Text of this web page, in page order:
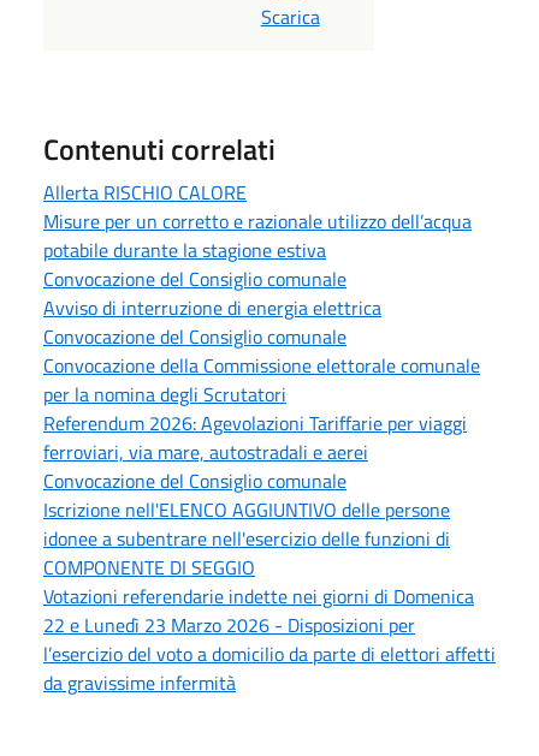
Scarica
Contenuti correlati
Allerta RISCHIO CALORE
Misure per un corretto e razionale utilizzo dell’acqua
potabile durante la stagione estiva
Convocazione del Consiglio comunale
Avviso di interruzione di energia elettrica
Convocazione del Consiglio comunale
Convocazione della Commissione elettorale comunale
per la nomina degli Scrutatori
Referendum 2026: Agevolazioni Tariffarie per viaggi
ferroviari, via mare, autostradali e aerei
Convocazione del Consiglio comunale
Iscrizione nell'ELENCO AGGIUNTIVO delle persone
idonee a subentrare nell'esercizio delle funzioni di
COMPONENTE DI SEGGIO
Votazioni referendarie indette nei giorni di Domenica
22 e Lunedì 23 Marzo 2026 - Disposizioni per
l’esercizio del voto a domicilio da parte di elettori affetti
da gravissime infermità